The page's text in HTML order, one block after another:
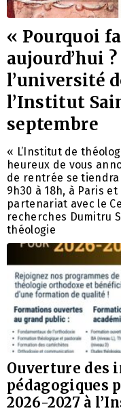
« Pourquoi
aujourd’hui
l’université
l’Institut
septembre
« L’Institut de
heureux de vous
de rentrée se
9h30 à 18h, à Paris
partenariat avec le
recherches Dumitru
théologie
Ouverture des
pédagogiques
2026-2027 à